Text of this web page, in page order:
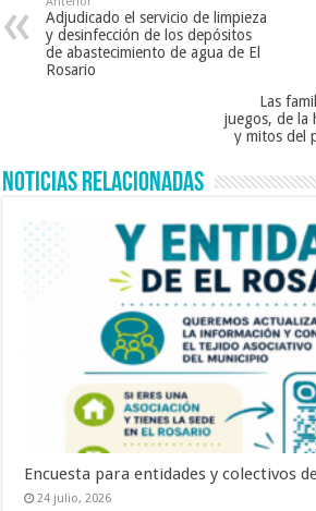
Adjudicado el servicio de limpieza
y desinfección de los depósitos
de abastecimiento de agua de El
Rosario
Las
juegos, de la
y mitos del
Noticias Relacionadas
Encuesta para entidades y colectivos
24 julio, 2026